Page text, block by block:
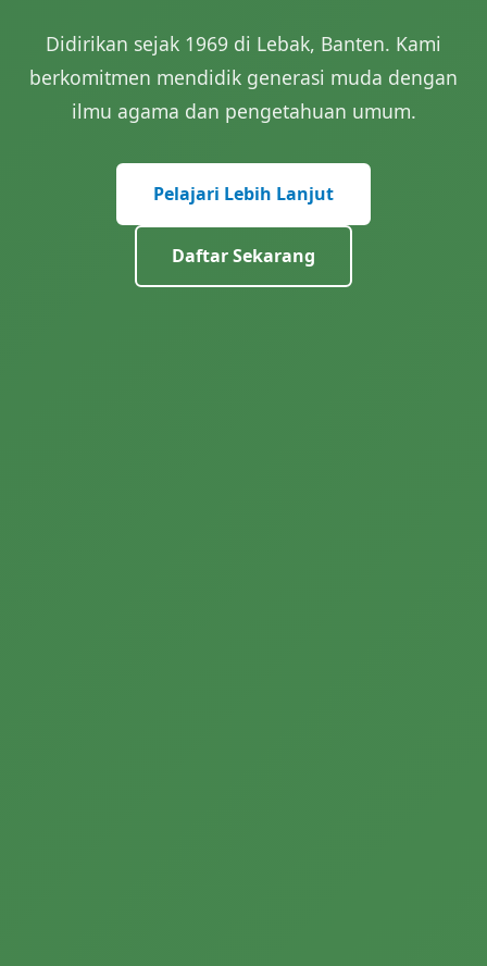
Didirikan sejak 1969 di Lebak, Banten. Kami
berkomitmen mendidik generasi muda dengan
ilmu agama dan pengetahuan umum.
Pelajari Lebih Lanjut
Daftar Sekarang